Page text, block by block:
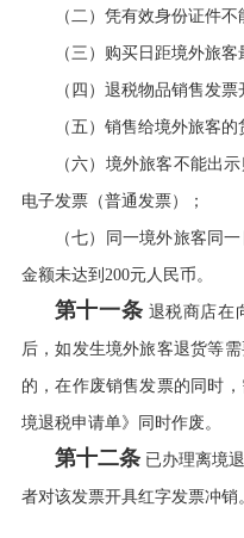
（二）凭有效身份证件
（三）购买日距境外旅客
（四）退税物品销售发
（五）销售给境外旅客
（六）境外旅客不能出
电子发票（普通发票）；
（七）同一境外旅客同
金额未达到200元人民币。
第十一条 退税商店在
后，如发生境外旅客退货等
的，在作废销售发票的同时
境退税申请单》同时作废。
第十二条已办理离境
者对该发票开具红字发票冲销